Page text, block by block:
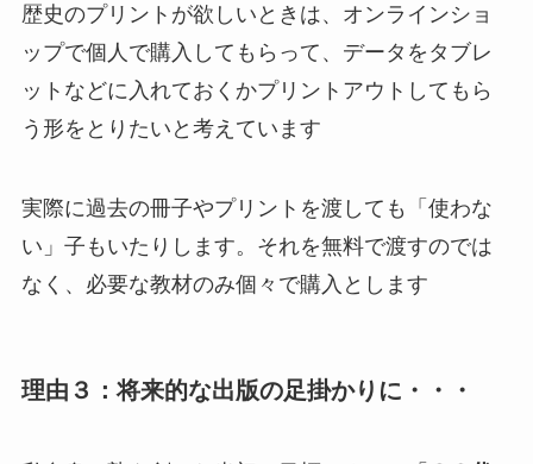
歴史のプリントが欲しいときは、オンラインショ
ップで個人で購入してもらって、データをタブレ
ットなどに入れておくかプリントアウトしてもら
う形をとりたいと考えています
実際に過去の冊子やプリントを渡しても「使わな
い」子もいたりします。それを無料で渡すのでは
なく、必要な教材のみ個々で購入とします
理由３：将来的な出版の足掛かりに・・・